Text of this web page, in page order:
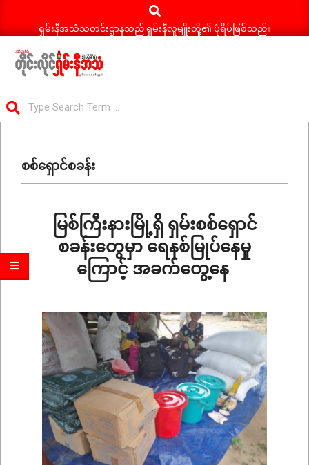
Search
ရှမ်းနီအသံသတင်းဌာနသည် ရှမ်းနီလူမျိုးတို့၏ ပုံရိပ်ဖြစ်သည်။
ရှမ်း
နီ
သတင်း
Menuစစ်ရှောင်စခန်း
မြစ်ကြီးနားမြို့ရှိ ရှမ်းစစ်ရှောင်
စခန်းတွေမှာ ရေနစ်မြုပ်နေမှု
ကြောင့် အခက်တွေ့နေ
23